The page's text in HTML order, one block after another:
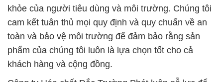
khỏe của người tiêu dùng và môi trường. Chúng tôi
cam kết tuân thủ mọi quy định và quy chuẩn về an
toàn và bảo vệ môi trường để đảm bảo rằng sản
phẩm của chúng tôi luôn là lựa chọn tốt cho cả
khách hàng và cộng đồng.